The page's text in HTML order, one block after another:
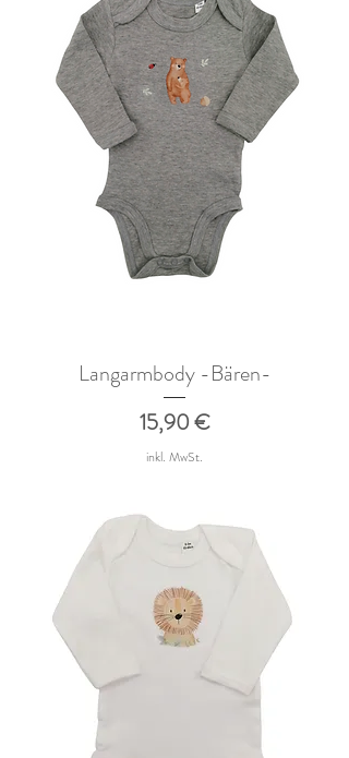
Langarmbody -Bären-
Preis
15,90 €
inkl. MwSt.